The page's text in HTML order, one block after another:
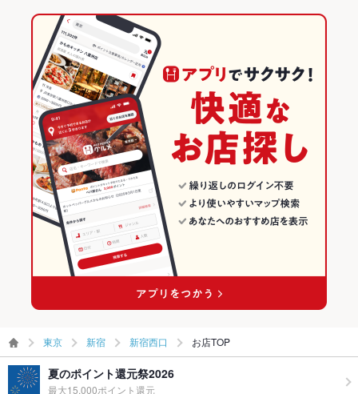
駐車場 なし
英語メニュ
あり
その他設備
お電話にてご予約受付中です！営業時間外でもネット予約から
簡単にご予約できます♪
その他
飲み放題 あり
食べ放題 なし
カクテル充実、焼酎充実、日本酒充実、ワイン充実
お子様連れ不可
グパーティ
備考 －
東京 × 海鮮
東京の海鮮ランキング
新宿のグルメランキング
新宿の居酒屋ランキング
新宿の海鮮ランキング
新宿西口のグルメランキング
新宿西口の居酒屋ランキング
新宿西口の海鮮ランキング
東京 新宿 新宿西口 お店TOP
夏のポイント還元祭2026
最大15,000ポイント還元